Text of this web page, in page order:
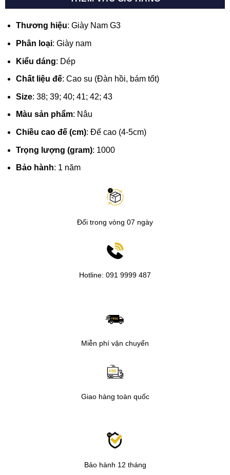
Thương hiệu: Giày Nam G3
Phân loại: Giày nam
Kiểu dáng: Dép
Chất liệu đế: Cao su (Đàn hồi, bám tốt)
Size: 38; 39; 40; 41; 42; 43
Màu sản phẩm: Nâu
Chiều cao đế (cm): Đế cao (4-5cm)
Trọng lượng (gram): 1000
Bảo hành: 1 năm
Đổi trong vòng 07 ngày
Hotline: 091 9999 487
Miễn phí vận chuyển
Giao hàng toàn quốc
Bảo hành 12 tháng